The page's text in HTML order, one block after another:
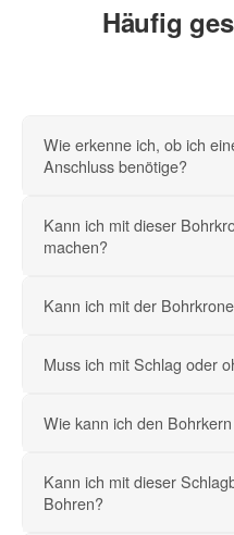
Häufig
Wie erkenne ich, ob ich
Anschluss benötige?
Kann ich mit dieser
machen?
Kann ich mit der
Muss ich mit Schlag oder
Wie kann ich den
Kann ich mit dieser
Bohren?